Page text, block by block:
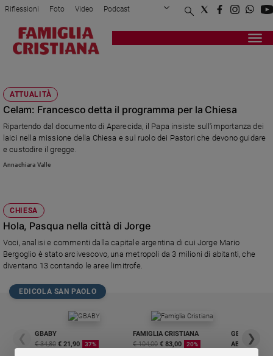
Attualità
Politica
Mondo
Economia
Legalità
giustizia
Papa
Papa
Chiesa
spiritualità
Riflessioni Foto Video Podcast
Privacy Policy Chi siamo
Registrati Redazione
ATTUALITÀ
Celam: Francesco detta il programma per la Chiesa
Ripartendo dal documento di Aparecida, il Papa insiste sull'importanza dei
laici nella missione della Chiesa e sul ruolo dei Pastori che devono guidare
e custodire il gregge.
Annachiara Valle
CHIESA
Hola, Pasqua nella città di Jorge
Voci, analisi e commenti dalla capitale argentina di cui Jorge Mario
Bergoglio è stato arcivescovo, una metropoli da 3 milioni di abitanti, che
diventano 13 contando le aree limitrofe.
EDICOLA SAN PAOLO
❮
GBABY
€ 34,80 € 21,90 37%
FAMIGLIA CRISTIANA
€ 104,00 € 83,00 20%
GBABY❯